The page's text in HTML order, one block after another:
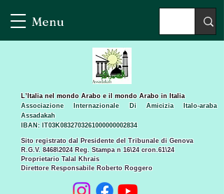
Menu
Sito registrato dal Presidente del Tribunale di Genova
R.G.V. 8468\2024 Reg. Stampa n 16\24 cron.61\24 ​
Proprietario Talal Khrais
Direttore Responsabile Roberto Roggero
L’Italia nel mondo Arabo e il mondo Arabo in Italia
Associazione Internazionale Di Amicizia Italo-araba
Assadakah
IBAN: IT03K0832703261000000002834